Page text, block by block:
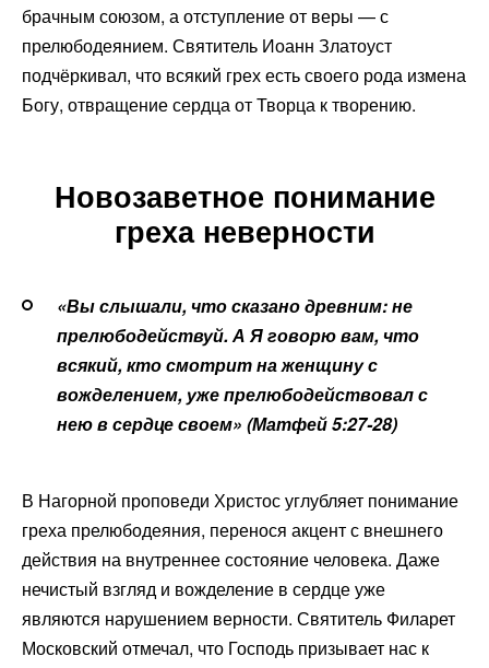
брачным союзом, а отступление от веры — с
прелюбодеянием. Святитель Иоанн Златоуст
подчёркивал, что всякий грех есть своего рода измена
Богу, отвращение сердца от Творца к творению.
Новозаветное понимание
греха неверности
«Вы слышали, что сказано древним: не
прелюбодействуй. А Я говорю вам, что
всякий, кто смотрит на женщину с
вожделением, уже прелюбодействовал с
нею в сердце своем» (Матфей 5:27-28)
В Нагорной проповеди Христос углубляет понимание
греха прелюбодеяния, перенося акцент с внешнего
действия на внутреннее состояние человека. Даже
нечистый взгляд и вожделение в сердце уже
являются нарушением верности. Святитель Филарет
Московский отмечал, что Господь призывает нас к